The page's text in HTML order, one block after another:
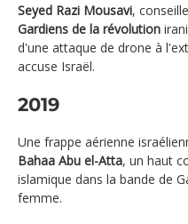
Seyed Razi Mousavi,
Gardiens de la révolution
d'une attaque de drone à
accuse Israël.
2019
Une frappe aérienne
Bahaa Abu el-Atta, un haut
islamique dans la bande de
femme.